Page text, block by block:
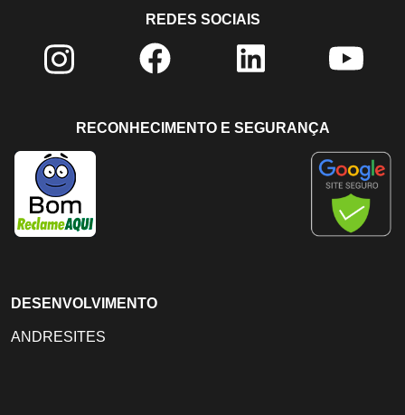
REDES SOCIAIS
RECONHECIMENTO E SEGURANÇA
DESENVOLVIMENTO
ANDRESITES